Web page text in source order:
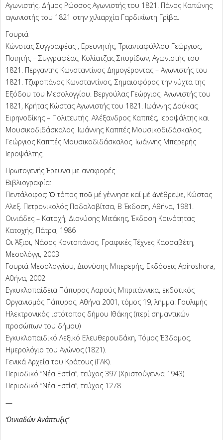
Αγωνιστής. Δήμος Ρώσσος Αγωνιστής του 1821. Πάνος Καπώνης
αγωνιστής του 1821 στην χιλιαρχία Γαρδικίωτη Γρίβα.
Γουριά
Κώνστας Συγγραφέας , Ερευνητής, Τριανταφύλλου Γεώργιος,
Ποιητής – Συγγραφέας, Κολίατζας Σπυρίδων, Αγωνιστής του
1821. Περγαντής Κωνσταντίνος Δημογέροντας – Αγωνιστής του
1821. Τζιφοπάνος Κωνσταντίνος, Σημαιοφόρος την νύχτα της
Εξόδου του Μεσολογγίου. Βεργούλας Γεώργιος, Αγωνιστής του
1821, Κρήτας Κώστας Αγωνιστής του 1821. Ιωάννης Δούκας
Ειρηνοδίκης – Πολιτευτής. Αλέξανδρος Καππές, Ιεροψάλτης και
Μουσικοδιδάσκαλος. Ιωάννης Καππές Μουσικοδιδάσκαλος.
Γεώργιος Καππές Μουσικοδιδάσκαλος. Ιωάννης Μπερερής
Ιεροψάλτης.
Πρωτογενής Έρευνα με αναφορές
Βιβλιογραφία:
Πεντάλοφος: Ὁ τόπος ποῦ μέ γέννησε καί μέ ἀνέθρεψε, Κώστας
Αλεξ. Πετρονικολός Ποδολοβίτσα, Β Έκδοση, Αθήνα, 1981.
Οινιάδες – Κατοχή, Διονύσης Μιτάκης, Έκδοση Κοινότητας
Κατοχής, Πάτρα, 1986
Οι Άξιοι, Νάσος Κοντοπάνος, Γραφικές Τέχνες Κασσαβέτη,
Μεσολόγγι, 2003
Γουριά Μεσολογγίου, Διονύσης Μπερερής, Εκδόσεις Apiroshora,
Αθήνα, 2002
Εγκυκλοπαίδεια Πάπυρος Λαρούς Μπριτάννικα, εκδοτικός
Οργανισμός Πάπυρος, Αθήνα 2001, τόμος 19, λήμμα: Γουλιμής
Ηλεκτρονικός ιστότοπος δήμου Ιθάκης (περί σημαντικών
προσώπων του δήμου)
Εγκυκλοπαιδικό Λεξικό Ελευθερουδάκη, Τόμος Έβδομος.
Ημερολόγιο του Αγώνος (1821).
Γενικά Αρχεία του Κράτους (ΓΑΚ).
Περιοδικό “Νέα Εστία”, τεύχος 397 (Χριστούγεννα 1943)
Περιοδικό “Νέα Εστία”, τεύχος 1278
—
‘Οινιαδών Ανάπτυξις’